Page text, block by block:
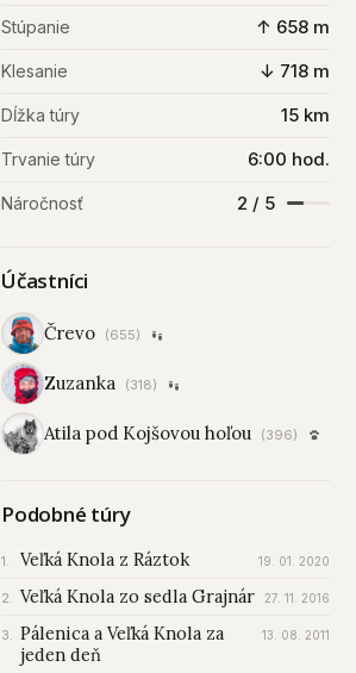
Stúpanie ↑ 658 m
Klesanie ↓ 718 m
Dĺžka túry 15 km
Trvanie túry 6:00 hod.
Náročnosť 2 / 5
Účastníci
Črevo (655)
Zuzanka (318)
Atila pod Kojšovou hoľou (396)
Podobné túry
Veľká Knola z Ráztok 19. 01. 2020
Veľká Knola zo sedla Grajnár 27. 11. 2016
Pálenica a Veľká Knola za
jeden deň
13. 08. 2011